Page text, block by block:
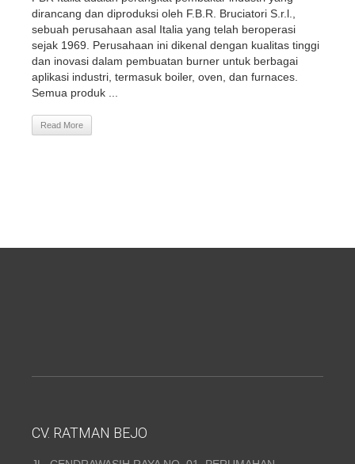
dirancang dan diproduksi oleh F.B.R. Bruciatori S.r.l.,
sebuah perusahaan asal Italia yang telah beroperasi
sejak 1969. Perusahaan ini dikenal dengan kualitas tinggi
dan inovasi dalam pembuatan burner untuk berbagai
aplikasi industri, termasuk boiler, oven, dan furnaces.
Semua produk ...
Read More
CV. RATMAN BEJO